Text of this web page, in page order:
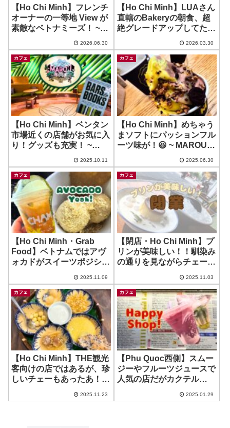
【Ho Chi Minh】フレンチ
オーナーの一等地 View が
素敵なベトナミーズ！ ~
Restaurant
2026.06.30
【Ho Chi Minh】LUAさん
直轄のBakeryの朝食、超
絶グレードアップしてた
2026.03.30
カフェ
【Ho Chi Minh】ベンタン
市場近くの店舗がお気に入
り！グッズも充実！ ~
Ben Thanh
2025.10.11
カフェ
【Ho Chi Minh】めちゃう
まソフトにパッションフル
ーツ味が！😆 ~ MAROU –
2025.06.30
カフェ
【Ho Chi Minh・Grab
Food】ベトナムではアヴ
ォカドがスイーツポジショ
Cham Da Lat
2025.11.09
カフェ
【閉店・Ho Chi Minh】プ
リンが美味しい！！馴染み
の通りを見ながらチェー！
2025.11.03
カフェ
【Ho Chi Minh】THE観光
客向けの店ではあるが、珍
しいチェーもあったあ！ ~
2025.11.23
カフェ
【Phu Quoc西側】スムー
ジーやフルーツジュースで
人気の店だがカクテル
ので注意！ ~ Happy Shop
2025.01.29